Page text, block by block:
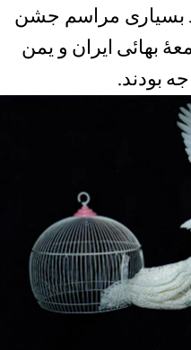
تعداد بسیاری مراسم جشن
بهائی ایران و یمن
بودند.